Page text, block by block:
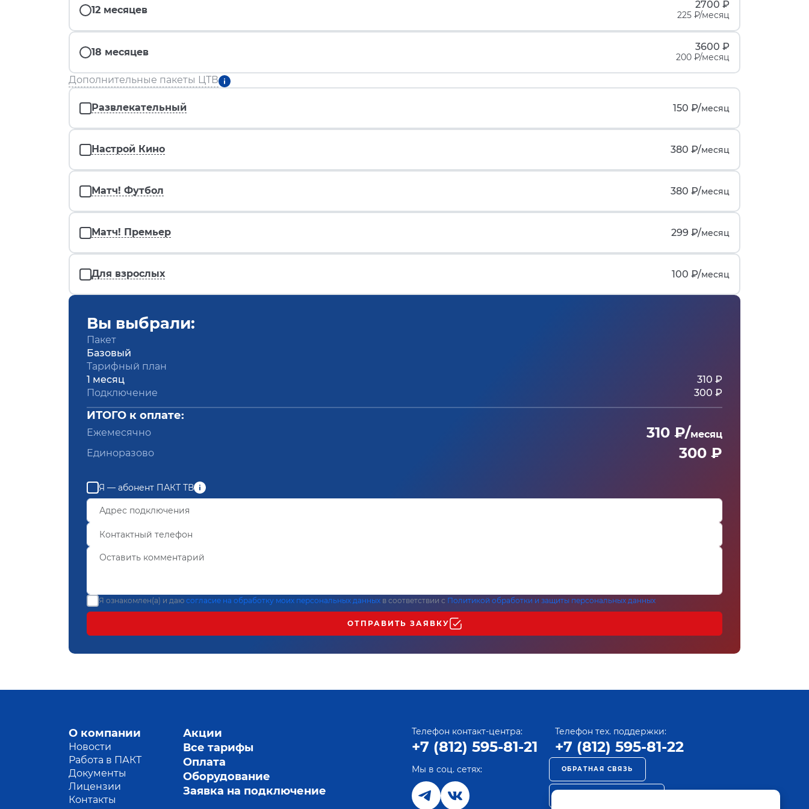
12 месяцев 2700 ₽
225 ₽/месяц
18 месяцев 3600 ₽
200 ₽/месяц
Дополнительные пакеты ЦТВ
Развлекательный 150 ₽/месяц
Настрой Кино 380 ₽/месяц
Матч! Футбол 380 ₽/месяц
Матч! Премьер 299 ₽/месяц
Для взрослых 100 ₽/месяц
Вы выбрали:
Пакет
Базовый
Тарифный план
1 месяц
310 ₽
Подключение
300 ₽
ИТОГО к оплате:
Ежемесячно 310 ₽/месяц
Единоразово
300 ₽
Я — абонент ПАКТ ТВ
Я ознакомлен(а) и даю согласие на обработку моих персональных данных в соответствии с Политикой обработки и защиты персональных данных
ОТПРАВИТЬ ЗАЯВКУ
О компании
Новости
Работа в ПАКТ
Документы
Лицензии
Контакты
Акции
Все тарифы
Оплата
Оборудование
Заявка на подключение
Телефон контакт-центра:
+7 (812) 595-81-21
Телефон тех. поддержки:
+7 (812) 595-81-22
Мы в соц. сетях: ОБРАТНАЯ СВЯЗЬ